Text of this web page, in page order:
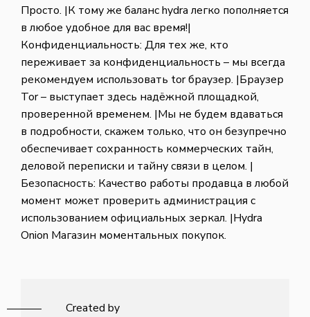
Просто. |К тому же баланс hydra легко пополняется
в любое удобное для вас время!|
Конфиденциальность: Для тех же, кто
переживает за конфиденциальность – мы всегда
рекомендуем использовать tor браузер. |Браузер
Tor – выступает здесь надёжной площадкой,
проверенной временем. |Мы не будем вдаваться
в подробности, скажем только, что он безупречно
обеспечивает сохранность коммерческих тайн,
деловой переписки и тайну связи в целом. |
Безопасность: Качество работы продавца в любой
момент может проверить администрация с
использованием официальных зеркал. |Hydra
Onion Магазин моментальных покупок.
Created by